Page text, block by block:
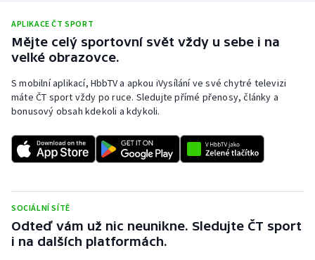
Sportovní střelba
Stolní tenis
Triatlon
Veslování
Vodní slalom
Ostatní
APLIKACE ČT SPORT
Mějte celý sportovní svět vždy u sebe i na
velké obrazovce.
S mobilní aplikací, HbbTV a apkou iVysílání ve své chytré televizi
máte ČT sport vždy po ruce. Sledujte přímé přenosy, články a
bonusový obsah kdekoli a kdykoli.
SOCIÁLNÍ SÍTĚ
Odteď vám už nic neunikne. Sledujte ČT sport
i na dalších platformách.